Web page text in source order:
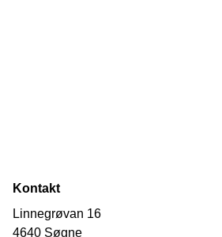
Kontakt
Linnegrøvan 16
4640 Søgne